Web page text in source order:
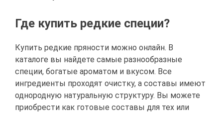
Где купить редкие специи?
Купить редкие пряности можно онлайн. В
каталоге вы найдете самые разнообразные
специи, богатые ароматом и вкусом. Все
ингредиенты проходят очистку, а составы имеют
однородную натуральную структуру. Вы можете
приобрести как готовые составы для тех или